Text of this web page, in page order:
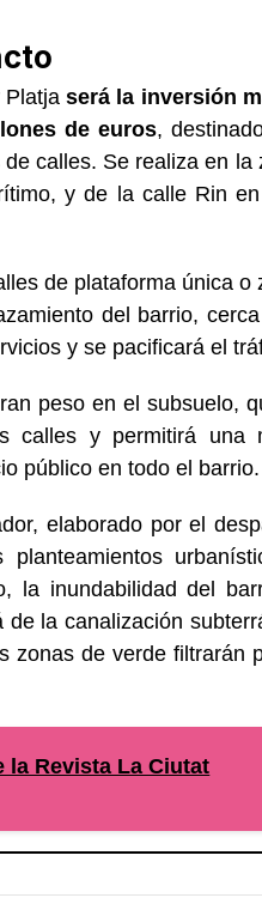
Platjaserá la inversión
de euros,
calles. Se realiza en la
y de la calle Rin
de plataforma única o
del barrio,
y se pacificará el
peso en el subsuelo,
calles y permitirá una
público en todo el barrio.
elaborado por el
la inundabilidad del
la canalización
zonas de verde filtrarán
la Revista La Ciutat